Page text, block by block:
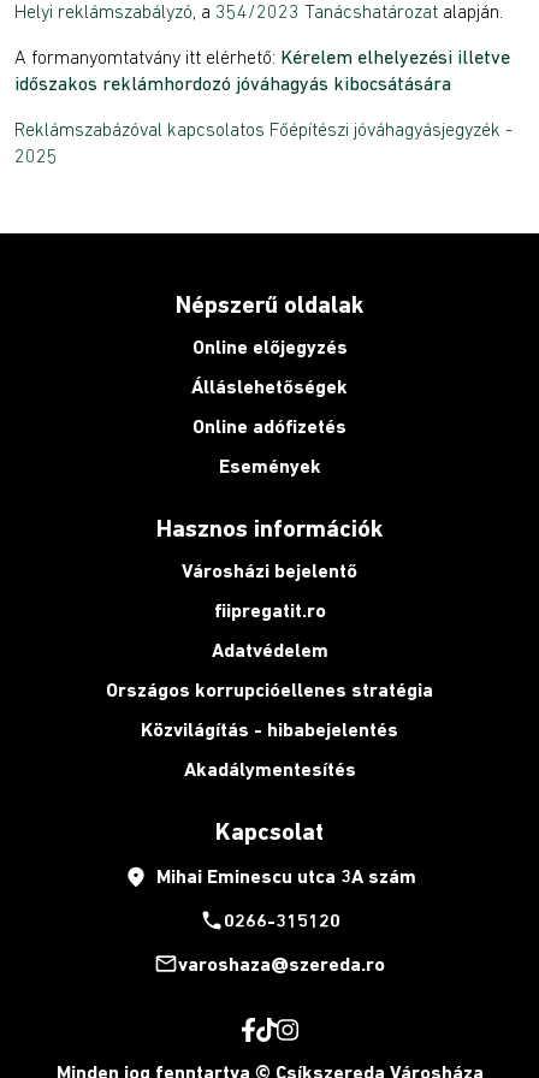
Helyi reklámszabályzó , a 354/2023 Tanácshatározat alapján.
A formanyomtatvány itt elérhető: Kérelem elhelyezési illetve
időszakos reklámhordozó jóváhagyás kibocsátására
Reklámszabázóval kapcsolatos Főépítészi jóváhagyásjegyzék -
2025
Népszerű oldalak
Online előjegyzés
Álláslehetőségek
Online adófizetés
Események
Hasznos információk
Városházi bejelentő
fiipregatit.ro
Adatvédelem
Országos korrupcióellenes stratégia
Közvilágítás - hibabejelentés
Akadálymentesítés
Kapcsolat
place Mihai Eminescu utca 3A szám
phone0266-315120
mail_outlinevaroshaza@szereda.ro
Minden jog fenntartva © Csíkszereda Városháza